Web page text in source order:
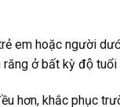
em hoặc người
răng ở bất kỳ độ
hơn, khắc phục